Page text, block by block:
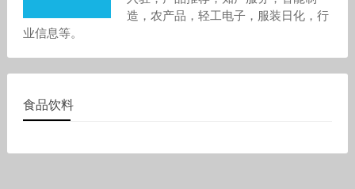
造，农产品，轻工电子，服装日化，行
业信息等。
食品饮料